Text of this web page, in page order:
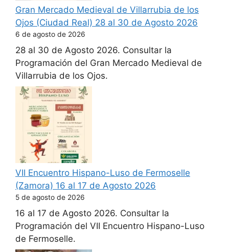
Gran Mercado Medieval de Villarrubia de los
Ojos (Ciudad Real) 28 al 30 de Agosto 2026
6 de agosto de 2026
28 al 30 de Agosto 2026. Consultar la
Programación del Gran Mercado Medieval de
Villarrubia de los Ojos.
VII Encuentro Hispano-Luso de Fermoselle
(Zamora) 16 al 17 de Agosto 2026
5 de agosto de 2026
16 al 17 de Agosto 2026. Consultar la
Programación del VII Encuentro Hispano-Luso
de Fermoselle.